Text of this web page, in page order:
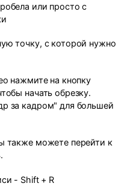
или просто с
точку, с которой нужно
нажмите на кнопку
начать обрезку.
за кадром" для большей
также можете перейти к
- Shift + R